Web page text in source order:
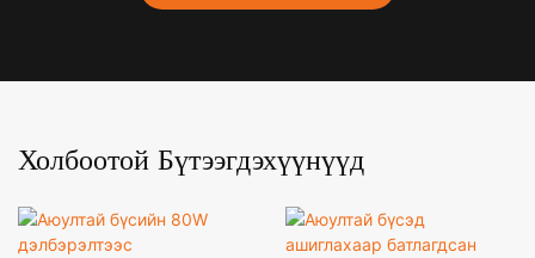
Холбоотой Бүтээгдэхүүнүүд